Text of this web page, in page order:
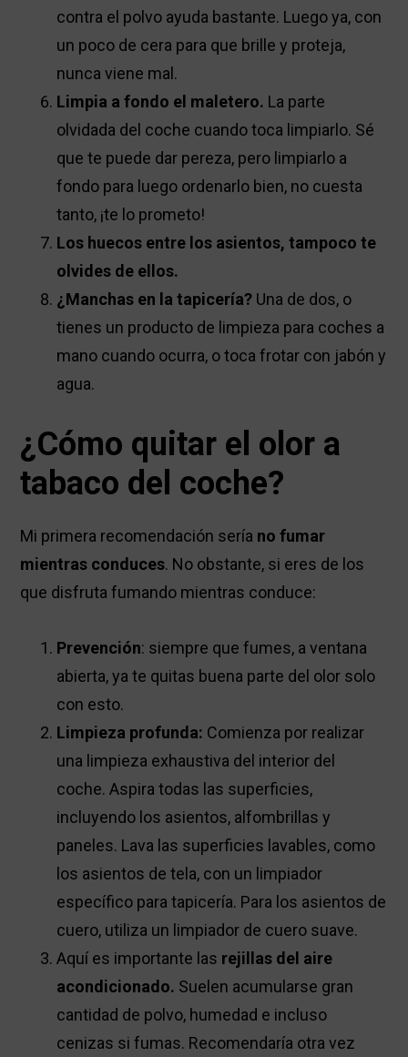
contra el polvo ayuda bastante. Luego ya, con
un poco de cera para que brille y proteja,
nunca viene mal.
Limpia a fondo el maletero. La parte
olvidada del coche cuando toca limpiarlo. Sé
que te puede dar pereza, pero limpiarlo a
fondo para luego ordenarlo bien, no cuesta
tanto, ¡te lo prometo!
Los huecos entre los asientos, tampoco te
olvides de ellos.
¿Manchas en la tapicería? Una de dos, o
tienes un producto de limpieza para coches a
mano cuando ocurra, o toca frotar con jabón y
agua.
¿Cómo quitar el olor a
tabaco del coche?
Mi primera recomendación sería no fumar
mientras conduces. No obstante, si eres de los
que disfruta fumando mientras conduce:
Prevención: siempre que fumes, a ventana
abierta, ya te quitas buena parte del olor solo
con esto.
Limpieza profunda: Comienza por realizar
una limpieza exhaustiva del interior del
coche. Aspira todas las superficies,
incluyendo los asientos, alfombrillas y
paneles. Lava las superficies lavables, como
los asientos de tela, con un limpiador
específico para tapicería. Para los asientos de
cuero, utiliza un limpiador de cuero suave.
Aquí es importante las rejillas del aire
acondicionado. Suelen acumularse gran
cantidad de polvo, humedad e incluso
cenizas si fumas. Recomendaría otra vez